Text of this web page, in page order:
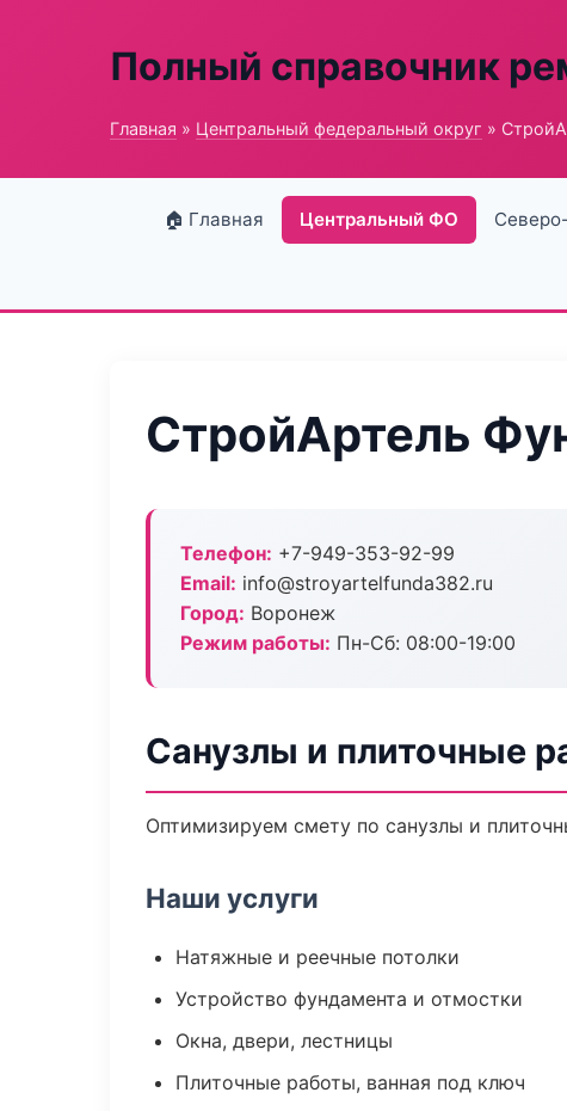
Полный справочник
Главная » Центральный федеральный округ »
🏠 Главная Центральный ФО
СтройАртель
Телефон: +7-949-353-92-99
Email: info@stroyartelfunda382.ru
Город: Воронеж
Режим работы: Пн-Сб: 08:00-19:00
Санузлы и плиточные
Оптимизируем смету по санузлы и
Наши услуги
Натяжные и реечные потолки
Устройство фундамента и отмостки
Окна, двери, лестницы
Плиточные работы, ванная под ключ